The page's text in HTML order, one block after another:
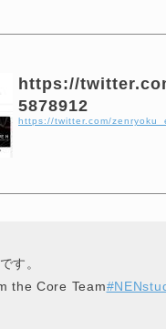
https://
5878912
https://twitter.com/
す。
the Core Team